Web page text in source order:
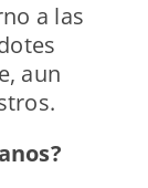
a las
aun